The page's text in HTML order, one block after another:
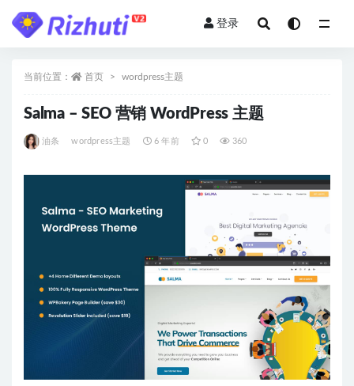
登录
当前位置： 首页 wordpress主题
Salma – SEO 营销 WordPress 主题
油条 wordpress主题 6 年前 0 360